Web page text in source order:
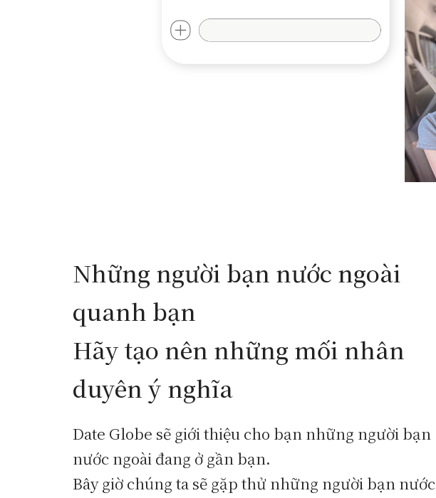
Những người bạn nước ngoài
quanh bạn
Hãy tạo nên những mối nhân
duyên ý nghĩa
Date Globe sẽ giới thiệu cho bạn những người bạn
nước ngoài đang ở gần bạn.
Bây giờ chúng ta sẽ gặp thử những người bạn nước